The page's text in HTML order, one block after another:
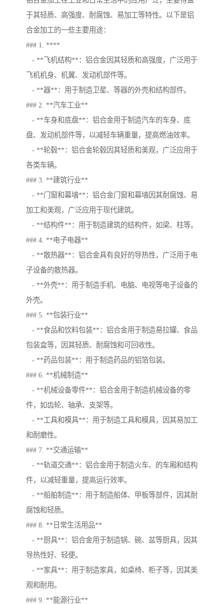
于其轻质、高强度、耐腐蚀、易加工等特性。以下是铝
合金加工的一些主要用途：
### 1. ****
- **飞机结构**：铝合金因其轻质和高强度，广泛用于
飞机机身、机翼、发动机部件等。
- **器**：用于制造卫星、等器的外壳和结构部件。
### 2. **汽车工业**
- **车身和底盘**：铝合金用于制造汽车的车身、底
盘、发动机部件等，以减轻车辆重量，提高燃油效率。
- **轮毂**：铝合金轮毂因其轻质和美观，广泛应用于
各类车辆。
### 3. **建筑行业**
- **门窗和幕墙**：铝合金门窗和幕墙因其耐腐蚀、易
加工和美观，广泛应用于现代建筑。
- **结构件**：用于制造建筑的结构件，如梁、柱等。
### 4. **电子电器**
- **散热器**：铝合金具有良好的导热性，广泛用于电
子设备的散热器。
- **外壳**：用于制造手机、电脑、电视等电子设备的
外壳。
### 5. **包装行业**
- **食品和饮料包装**：铝合金用于制造易拉罐、食品
包装盒等，因其轻质、耐腐蚀和可回收性。
- **药品包装**：用于制造药品的铝箔包装。
### 6. **机械制造**
- **机械设备零件**：铝合金用于制造机械设备的零
件，如齿轮、轴承、支架等。
- **工具和模具**：用于制造工具和模具，因其易加工
和耐磨性。
### 7. **交通运输**
- **轨道交通**：铝合金用于制造火车、的车厢和结构
件，以减轻重量，提高运行效率。
- **船舶制造**：用于制造船体、甲板等部件，因其耐
腐蚀和轻质。
### 8. **日常生活用品**
- **厨具**：铝合金用于制造锅、碗、盆等厨具，因其
导热性好、轻便。
- **家具**：用于制造家具，如桌椅、柜子等，因其美
观和耐用。
### 9. **能源行业**